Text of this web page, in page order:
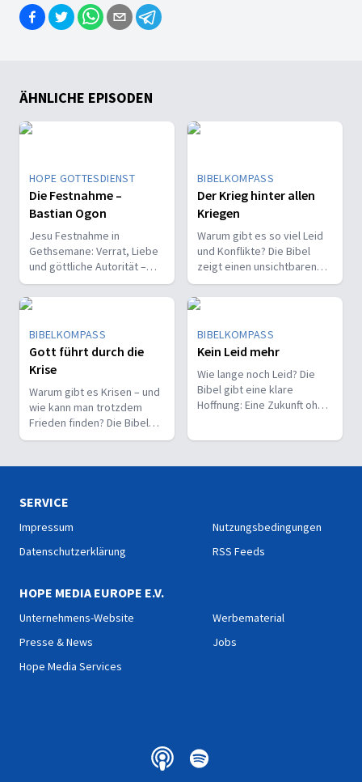
ÄHNLICHE EPISODEN
HOPE GOTTESDIENST
Die Festnahme –
Bastian Ogon
Jesu Festnahme in
Gethsemane: Verrat, Liebe
und göttliche Autorität –
warum er sich freiwillig für
uns ausliefern ließ.
BIBELKOMPASS
Der Krieg hinter allen
Kriegen
Warum gibt es so viel Leid
und Konflikte? Die Bibel
zeigt einen unsichtbaren
Kampf hinter allen Kriegen –
und eine überraschende
Lösung.
BIBELKOMPASS
Gott führt durch die
Krise
Warum gibt es Krisen – und
wie kann man trotzdem
Frieden finden? Die Bibel
zeigt Ursachen von Leid und
BIBELKOMPASS
Kein Leid mehr
Wie lange noch Leid? Die
Bibel gibt eine klare
Hoffnung: Eine Zukunft ohne
SERVICE
Impressum
Datenschutzerklärung
Nutzungsbedingungen
RSS Feeds
HOPE MEDIA EUROPE E.V.
Unternehmens-Website
Presse & News
Hope Media Services
Werbematerial
Jobs